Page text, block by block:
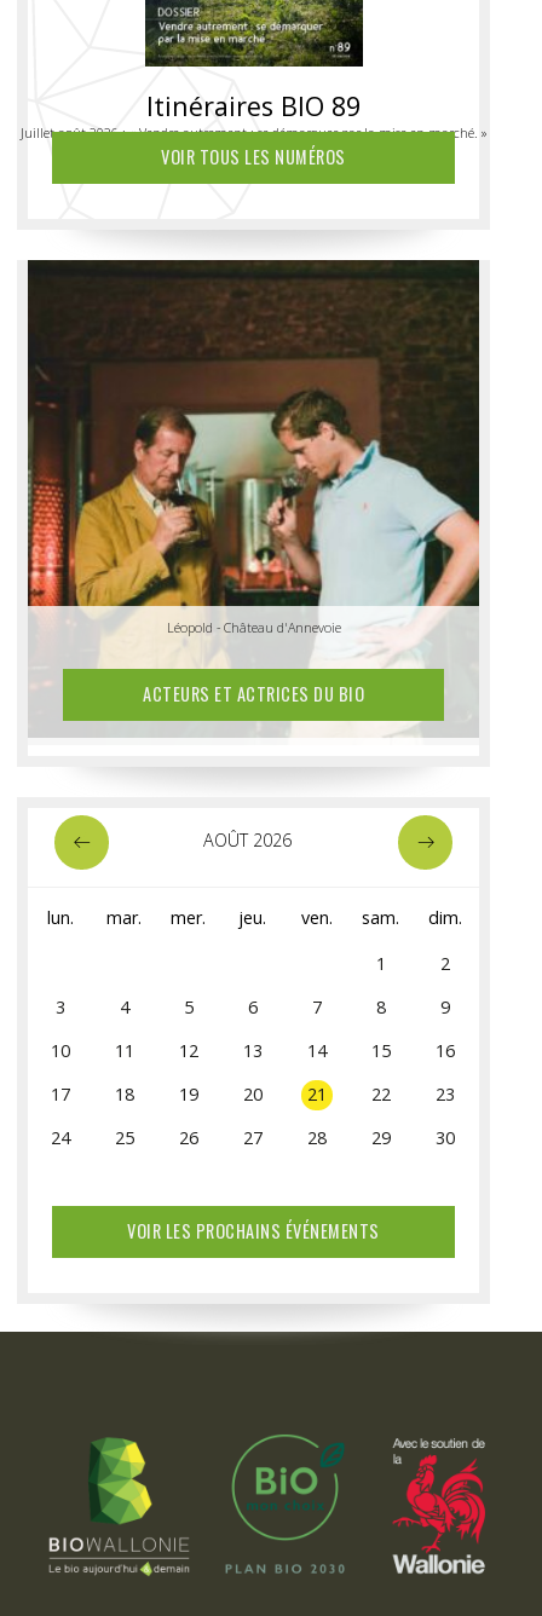
Itinéraires BIO 89
Juillet-août 2026 : « Vendre autrement : se démarquer par la mise en marché. »
VOIR TOUS LES NUMÉROS
Anthony & Vincent - Ferme Tri Dieu
Léopold - Château d'Annevoie
ACTEURS ET ACTRICES DU BIO
AOÛT 2026
lun. mar. mer. jeu. ven. sam.
dim.
1
2
3
4 5 6 7 8
9
10
11 12 13 14 15
16
17
18 19 20 21 22
23
24
25 26 27 28 29
30
VOIR LES PROCHAINS ÉVÉNEMENTS